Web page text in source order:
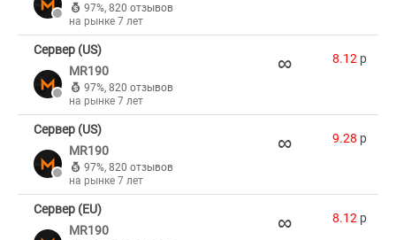
97%, 820 отзывов
на рынке 7 лет
Сервер (US)
MR190
97%, 820 отзывов
на рынке 7 лет
∞ 8.12 p
Сервер (US)
MR190
97%, 820 отзывов
на рынке 7 лет
∞ 9.28 p
Сервер (EU)
MR190
∞ 8.12 p